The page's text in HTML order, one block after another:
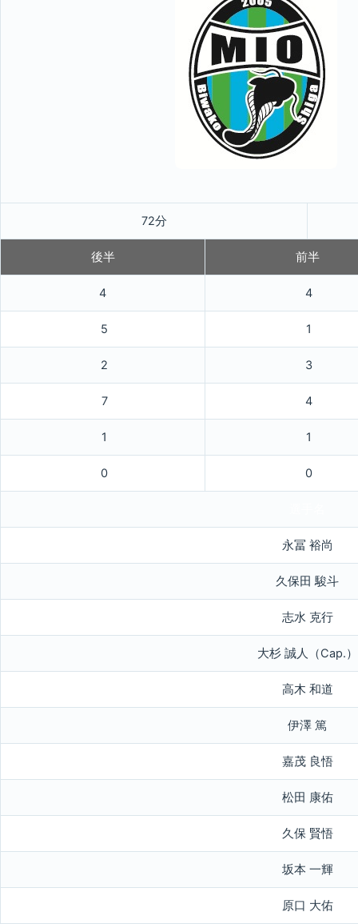
72分
後半 前半
4 4
5 1
2 3
7 4
1 1
0 0
永冨 裕尚
久保田 駿斗
志水 克行
大杉 誠人（Cap.）
高木 和道
伊澤 篤
嘉茂 良悟
松田 康佑
久保 賢悟
坂本 一輝
原口 大佑